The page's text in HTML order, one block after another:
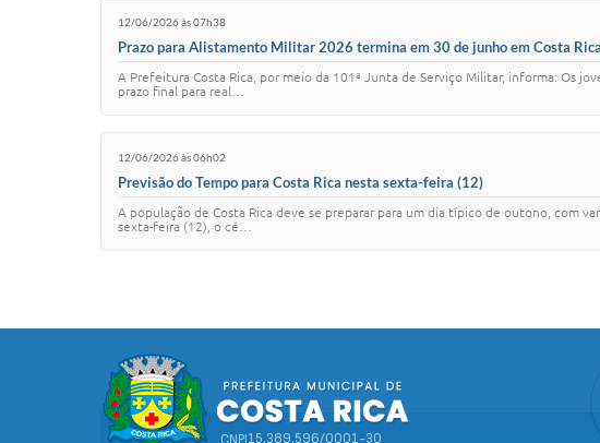
12/06/2026 às 07h38
Prazo para Alistamento Militar 2026 termina em 30 de junho em Costa Rica
A Prefeitura Costa Rica, por meio da 101ª Junta de Serviço Militar, informa: Os
prazo final para real…
12/06/2026 às 06h02
Previsão do Tempo para Costa Rica nesta sexta-feira (12)
A população de Costa Rica deve se preparar para um dia típico de outono, com
sexta-feira (12), o cé…
15.389.596/0001-30